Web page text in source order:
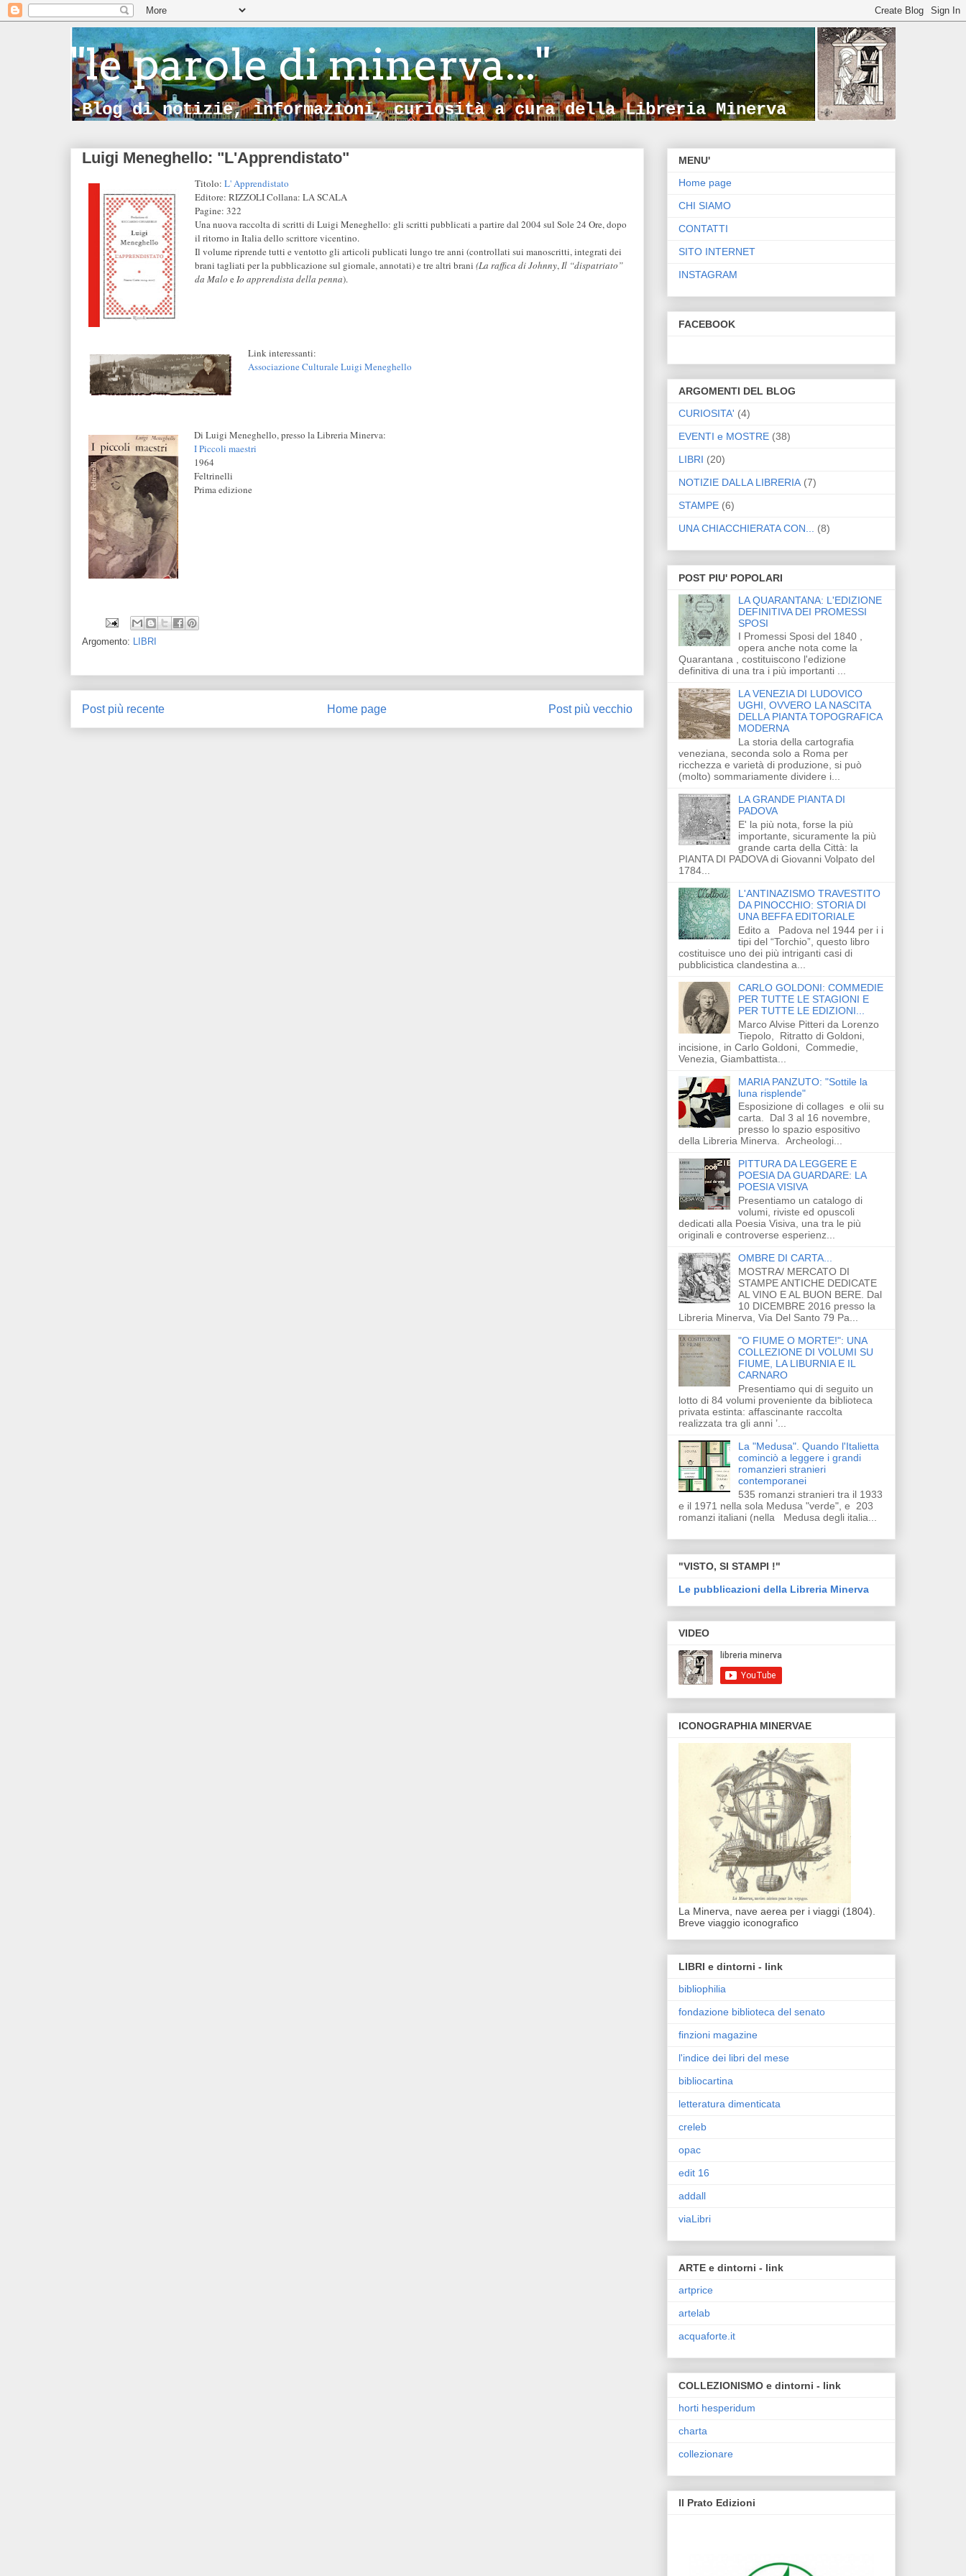
"le parole di minerva..."
-Blog di notizie, informazioni, curiosità a cura della Libreria Minerva
Luigi Meneghello: "L'Apprendistato"
Titolo: L' Apprendistato
Editore: RIZZOLI Collana: LA SCALA
Pagine: 322
Una nuova raccolta di scritti di Luigi Meneghello: gli scritti pubblicati a partire dal 2004 sul Sole 24 Ore, dopo
il ritorno in Italia dello scrittore vicentino.
Il volume riprende tutti e ventotto gli articoli publicati lungo tre anni (controllati sui manoscritti, integrati dei
brani tagliati per la pubblicazione sul giornale, annotati) e tre altri brani (La raffica di Johnny,Il “dispatriato”
da Malo e Io apprendista della penna).
Link interessanti:
Associazione Culturale Luigi Meneghello
Di Luigi Meneghello, presso la Libreria Minerva:
I Piccoli maestri
1964
Feltrinelli
Prima edizione
Argomento: LIBRI
Post più recente Post più vecchio
Home page
MENU'
Home page
CHI SIAMO
CONTATTI
SITO INTERNET
INSTAGRAM
FACEBOOK
ARGOMENTI DEL BLOG
CURIOSITA' (4)
EVENTI e MOSTRE (38)
LIBRI (20)
NOTIZIE DALLA LIBRERIA (7)
STAMPE (6)
UNA CHIACCHIERATA CON...
(8)
POST PIU' POPOLARI
LA QUARANTANA: L'EDIZIONE
DEFINITIVA DEI PROMESSI
SPOSI
I Promessi Sposi del 1840 ,
opera anche nota come la
Quarantana , costituiscono l'edizione
definitiva di una tra i più importanti ...
LA VENEZIA DI LUDOVICO
UGHI, OVVERO LA NASCITA
DELLA PIANTA TOPOGRAFICA
MODERNA
La storia della cartografia
veneziana, seconda solo a Roma per
ricchezza e varietà di produzione, si può
(molto) sommariamente dividere i...
LA GRANDE PIANTA DI
PADOVA
E' la più nota, forse la più
importante, sicuramente la più
grande carta della Città: la
PIANTA DI PADOVA di Giovanni Volpato del
1784...
L'ANTINAZISMO TRAVESTITO
DA PINOCCHIO: STORIA DI
UNA BEFFA EDITORIALE
Edito a Padova nel 1944 per i i
tipi del “Torchio”, questo libro
costituisce uno dei più intriganti casi di
pubblicistica clandestina a...
CARLO GOLDONI: COMMEDIE
PER TUTTE LE STAGIONI E
PER TUTTE LE EDIZIONI...
Marco Alvise Pitteri da Lorenzo
Tiepolo, Ritratto di Goldoni,
incisione, in Carlo Goldoni, Commedie,
Venezia, Giambattista...
MARIA PANZUTO: "Sottile la
luna risplende"
Esposizione di collages e olii su
carta. Dal 3 al 16 novembre,
presso lo spazio espositivo
della Libreria Minerva. Archeologi...
PITTURA DA LEGGERE E
POESIA DA GUARDARE: LA
POESIA VISIVA
Presentiamo un catalogo di
volumi, riviste ed opuscoli
dedicati alla Poesia Visiva, una tra le più
originali e controverse esperienz...
OMBRE DI CARTA...
MOSTRA/ MERCATO DI
STAMPE ANTICHE DEDICATE
AL VINO E AL BUON BERE. Dal
10 DICEMBRE 2016 presso la
Libreria Minerva, Via Del Santo 79 Pa...
"O FIUME O MORTE!": UNA
COLLEZIONE DI VOLUMI SU
FIUME, LA LIBURNIA E IL
CARNARO
Presentiamo qui di seguito un
lotto di 84 volumi proveniente da biblioteca
privata estinta: affascinante raccolta
realizzata tra gli anni ’...
La "Medusa". Quando l'Italietta
cominciò a leggere i grandi
romanzieri stranieri
contemporanei
535 romanzi stranieri tra il 1933
e il 1971 nella sola Medusa "verde", e 203
romanzi italiani (nella Medusa degli italia...
"VISTO, SI STAMPI !"
Le pubblicazioni della Libreria Minerva
VIDEO
ICONOGRAPHIA MINERVAE
La Minerva, nave aerea per i viaggi (1804).
Breve viaggio iconografico
LIBRI e dintorni - link
bibliophilia
fondazione biblioteca del senato
finzioni magazine
l'indice dei libri del mese
bibliocartina
letteratura dimenticata
creleb
opac
edit 16
addall
viaLibri
ARTE e dintorni - link
artprice
artelab
acquaforte.it
COLLEZIONISMO e dintorni - link
horti hesperidum
charta
collezionare
Il Prato Edizioni